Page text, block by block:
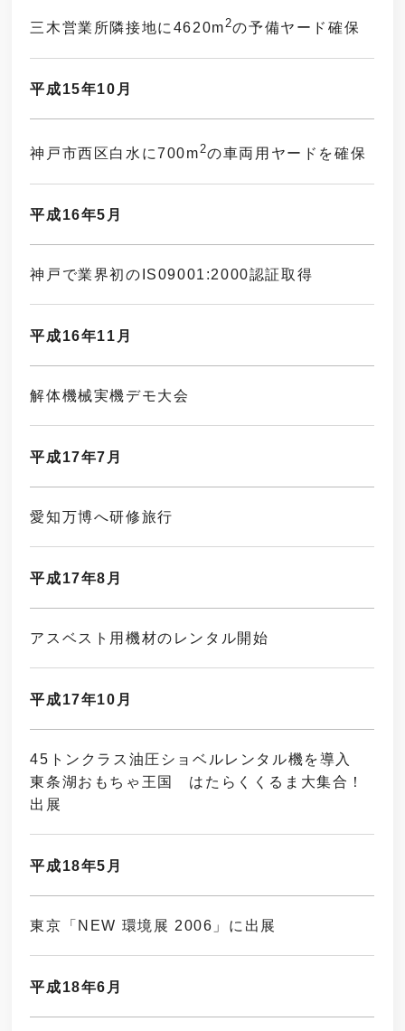
三木営業所隣接地に4620m2の予備ヤード確保
平成15年10月
神戸市西区白水に700m2の車両用ヤードを確保
平成16年5月
神戸で業界初のIS09001:2000認証取得
平成16年11月
解体機械実機デモ大会
平成17年7月
愛知万博へ研修旅行
平成17年8月
アスベスト用機材のレンタル開始
平成17年10月
45トンクラス油圧ショベルレンタル機を導入
東条湖おもちゃ王国 はたらくくるま大集合！
出展
平成18年5月
東京「NEW 環境展 2006」に出展
平成18年6月